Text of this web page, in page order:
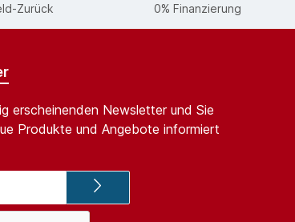
Zurück 0% Finanzierung
erscheinenden Newsletter und Sie
Produkte und Angebote informiert